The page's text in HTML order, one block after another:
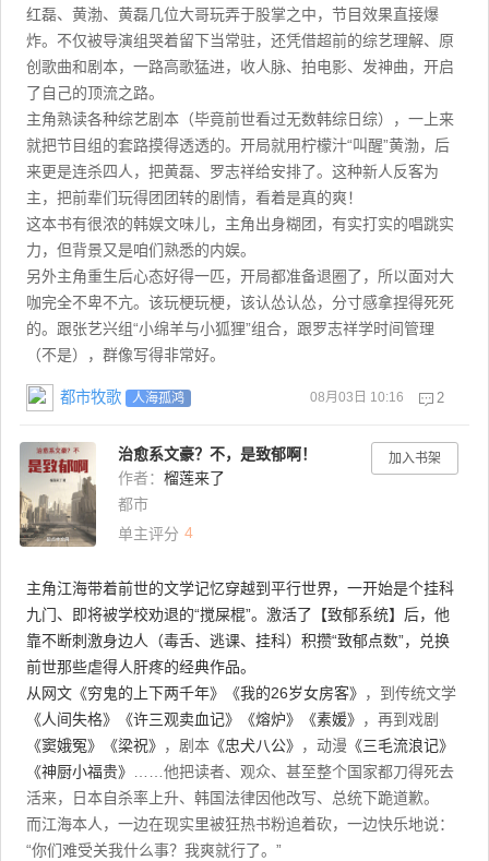
红磊、黄渤、黄磊几位大哥玩弄于股掌之中，节目效果直接爆
炸。不仅被导演组哭着留下当常驻，还凭借超前的综艺理解、原
创歌曲和剧本，一路高歌猛进，收人脉、拍电影、发神曲，开启
了自己的顶流之路。
主角熟读各种综艺剧本（毕竟前世看过无数韩综日综），一上来
就把节目组的套路摸得透透的。开局就用柠檬汁“叫醒”黄渤，后
来更是连杀四人，把黄磊、罗志祥给安排了。这种新人反客为
主，把前辈们玩得团团转的剧情，看着是真的爽！
这本书有很浓的韩娱文味儿，主角出身糊团，有实打实的唱跳实
力，但背景又是咱们熟悉的内娱。
另外主角重生后心态好得一匹，开局都准备退圈了，所以面对大
咖完全不卑不亢。该玩梗玩梗，该认怂认怂，分寸感拿捏得死死
的。跟张艺兴组“小绵羊与小狐狸”组合，跟罗志祥学时间管理
（不是），群像写得非常好。
都市牧歌 人海孤鸿 08月03日 10:16 2
加入书架
治愈系文豪？不，是致郁啊！
作者： 榴莲来了
都市
单主评分 4
主角江海带着前世的文学记忆穿越到平行世界，一开始是个挂科
九门、即将被学校劝退的“搅屎棍”。激活了【致郁系统】后，他
靠不断刺激身边人（毒舌、逃课、挂科）积攒“致郁点数”，兑换
前世那些虐得人肝疼的经典作品。
从网文 《穷鬼的上下两千年》 《我的26岁女房客》 ，到传统文学
《人间失格》
《许三观卖血记》 《熔炉》 《素媛》 ，再到戏剧
《窦娥冤》
《梁祝》 ，剧本 《忠犬八公》 ，动漫 《三毛流浪记》
《神厨小福贵》 ……他把读者、观众、甚至整个国家都刀得死去
活来，日本自杀率上升、韩国法律因他改写、总统下跪道歉。
而江海本人，一边在现实里被狂热书粉追着砍，一边快乐地说：
“你们难受关我什么事？我爽就行了。”